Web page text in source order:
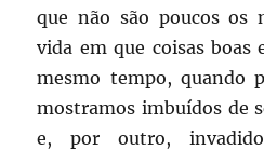
que não são poucos os
vida em que coisas boas
mesmo tempo, quando
mostramos imbuídos de
e, por outro,